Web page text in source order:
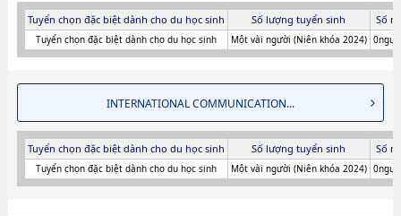
Tuyển chọn đặc biệt dành cho du học sinh Số lượng tuyển sinh Số
Tuyển chọn đặc biệt dành cho du học sinh Một vài người (Niên khóa 2024)
INTERNATIONAL COMMUNICATION...
Tuyển chọn đặc biệt dành cho du học sinh Số lượng tuyển sinh Số
Tuyển chọn đặc biệt dành cho du học sinh Một vài người (Niên khóa 2024)